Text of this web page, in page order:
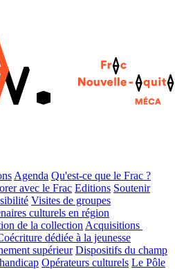
Agenda Qu'est-ce que le Frac ?
avec le Frac Editions Soutenir
Visites de groupes
culturels en région
de la collection Acquisitions
dédiée à la jeunesse
supérieur Dispositifs du champ
Opérateurs culturels Le Pôle